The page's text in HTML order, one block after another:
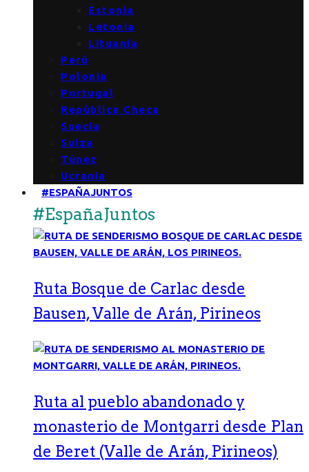
Estonia
Letonia
Lituania
Perú
Polonia
Portugal
República Checa
Suecia
Suiza
Túnez
Ucrania
#ESPAÑAJUNTOS
#EspañaJuntos
Ruta Bosque de Carlac desde
Bausen, Valle de Arán, Pirineos
Ruta al pueblo abandonado y
monasterio de Montgarri desde Plan
de Beret (Valle de Arán, Pirineos)